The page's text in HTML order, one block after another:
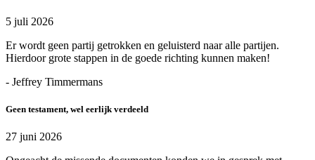
5 juli 2026
Er wordt geen partij getrokken en geluisterd naar alle partijen.
Hierdoor grote stappen in de goede richting kunnen maken!
- Jeffrey Timmermans
Geen testament, wel eerlijk verdeeld
27 juni 2026